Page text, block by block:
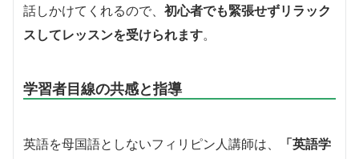
話しかけてくれるので、 初心者でも緊張せずリラック
スしてレッスンを受けられます。
学習者目線の共感と指導
英語を母国語としないフィリピン人講師は、
「英語学